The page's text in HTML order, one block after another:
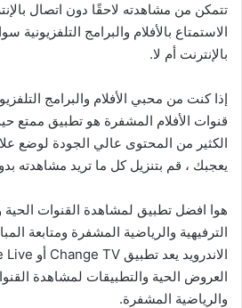
تتمكن من مشاهدته لاحقًا دون اتصال
الاستمتاع بالأفلام والبرامج التلفزيونية
بالإنترنت أم لا.
إذا كنت من محبي الأفلام والبرامج
قنوات الأفلام المشفرة هو تطبيق ممتع
الكثير من المحتوى عالي الجودة لوضع
يعجبك ، قم بتنزيل كل ما تريد مشاهدته
هوا افضل تطبيق لمشاهدة القنوات الحية
الترفيهية والرياضية المشفرة ومتابعة
العروض الحية والتطبيقات لمشاهدة
والرياضية المشفرة.